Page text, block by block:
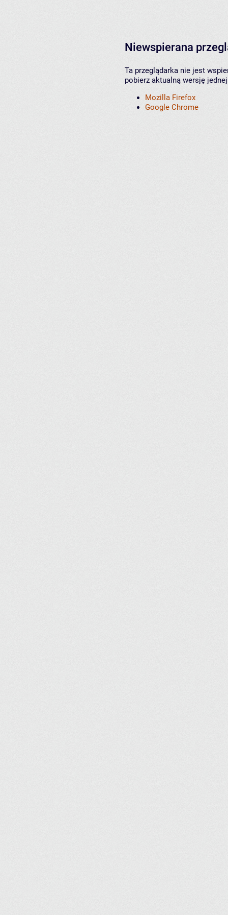
Niewspierana
Ta przeglądarka nie jest
pobierz aktualną wersję
Mozilla Firefox
Google Chrome